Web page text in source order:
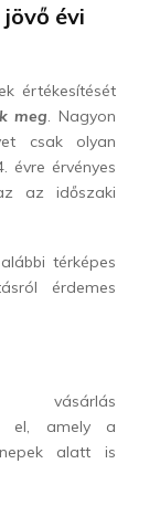
évi
értékesítését
meg. Nagyon
csak olyan
évre érvényes
az időszaki
térképes
érdemes
el, amely a
alatt is